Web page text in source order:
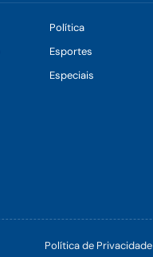
Política
Esportes
Especiais
Política de Privacidade